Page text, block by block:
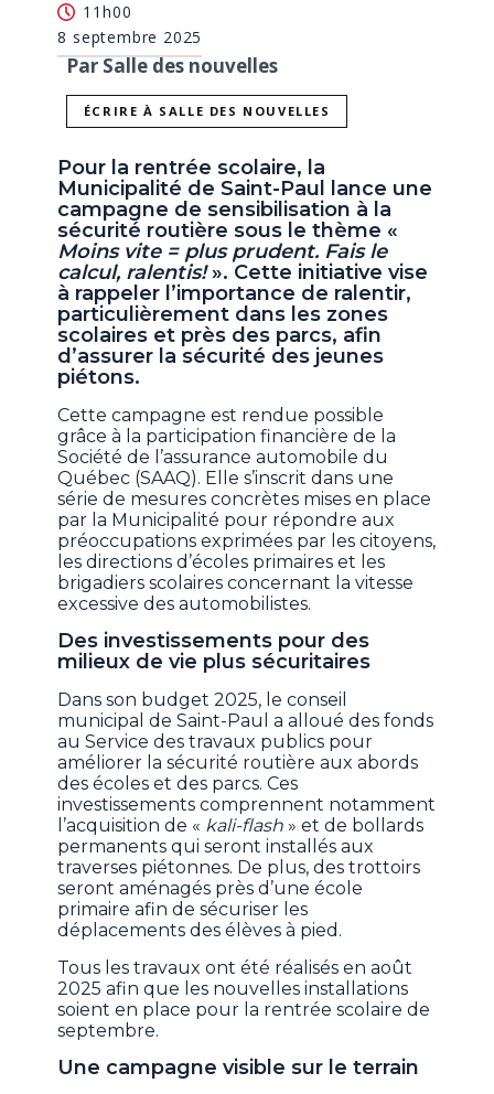
11h00
8 septembre 2025
Par Salle des nouvelles
ÉCRIRE À SALLE DES NOUVELLES
Pour la rentrée scolaire, la
Municipalité de Saint-Paul lance une
campagne de sensibilisation à la
sécurité routière sous le thème «
Moins vite = plus prudent. Fais le
calcul, ralentis!». Cette initiative vise
à rappeler l’importance de ralentir,
particulièrement dans les zones
scolaires et près des parcs, afin
d’assurer la sécurité des jeunes
piétons.
Cette campagne est rendue possible
grâce à la participation financière de la
Société de l’assurance automobile du
Québec (SAAQ). Elle s’inscrit dans une
série de mesures concrètes mises en place
par la Municipalité pour répondre aux
préoccupations exprimées par les citoyens,
les directions d’écoles primaires et les
brigadiers scolaires concernant la vitesse
excessive des automobilistes.
Des investissements pour des
milieux de vie plus sécuritaires
Dans son budget 2025, le conseil
municipal de Saint-Paul a alloué des fonds
au Service des travaux publics pour
améliorer la sécurité routière aux abords
des écoles et des parcs. Ces
investissements comprennent notamment
l’acquisition de « kali-flash » et de bollards
permanents qui seront installés aux
traverses piétonnes. De plus, des trottoirs
seront aménagés près d’une école
primaire afin de sécuriser les
déplacements des élèves à pied.
Tous les travaux ont été réalisés en août
2025 afin que les nouvelles installations
soient en place pour la rentrée scolaire de
septembre.
Une campagne visible sur le terrain